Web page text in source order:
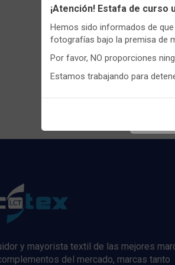
y mayorista textil de las mejores
del mercado, marcas tanto
¡Atención! Estafa de curso
Hemos sido informados de
fotografías bajo la premisa de
Por favor, NO proporciones
Estamos trabajando para